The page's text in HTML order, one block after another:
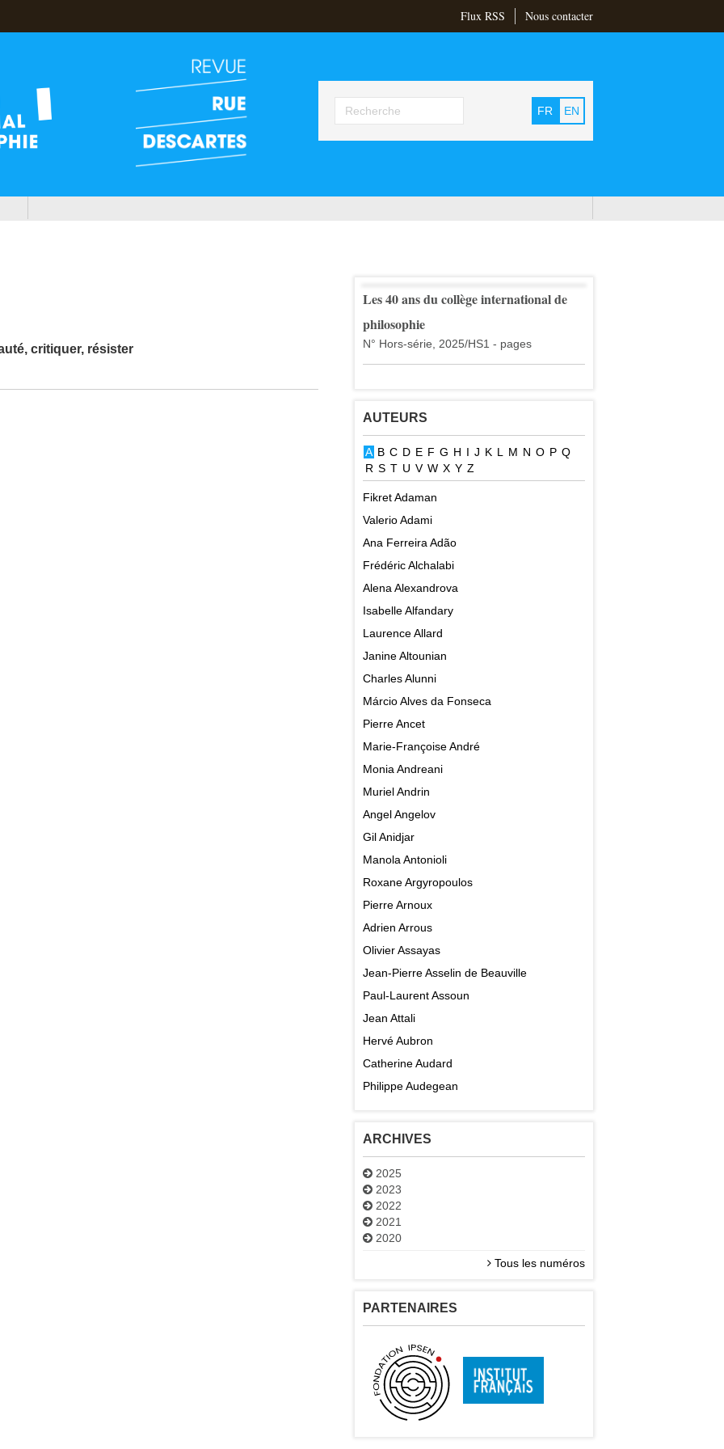
Flux RSS Nous contacter
FR EN
critiquer, résister
Les 40 ans du collège international de
philosophie
N° Hors-série, 2025/HS1 - pages
AUTEURS
A B C D E F G H I J K L M N O P Q
R S T U V W X Y Z
Fikret Adaman
Valerio Adami
Ana Ferreira Adão
Frédéric Alchalabi
Alena Alexandrova
Isabelle Alfandary
Laurence Allard
Janine Altounian
Charles Alunni
Márcio Alves da Fonseca
Pierre Ancet
Marie-Françoise André
Monia Andreani
Muriel Andrin
Angel Angelov
Gil Anidjar
Manola Antonioli
Roxane Argyropoulos
Pierre Arnoux
Adrien Arrous
Olivier Assayas
Jean-Pierre Asselin de Beauville
Paul-Laurent Assoun
Jean Attali
Hervé Aubron
Catherine Audard
Philippe Audegean
ARCHIVES
2025
2023
2022
2021
2020
Tous les numéros
PARTENAIRES